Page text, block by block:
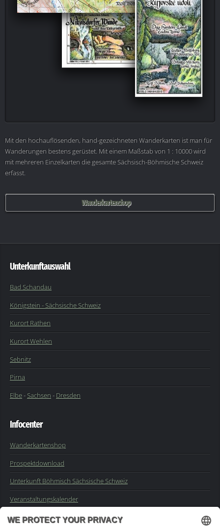
Mit den hochauflösenden, hand-gezeichneten Wanderkarten ist man für
Wanderungen bestens gerüstet. Mit einem Maßstab von 1 : 10000 wird
mit mehreren Einzelkarten die gesamte Sächsisch-Böhmische Schweiz
erfasst.
Wanderkartenshop
Unterkunftauswahl
Bad Schandau
Königstein - Sächsische Schweiz
Kurort Rathen
Kurort Wehlen
Sebnitz
Pirna
Elbe-Sachsen - Dresden
Infocenter
Wanderkartenshop
Prospektdownload
Unterkunft Böhmisch Sächsische Schweiz
Veranstaltungskalender